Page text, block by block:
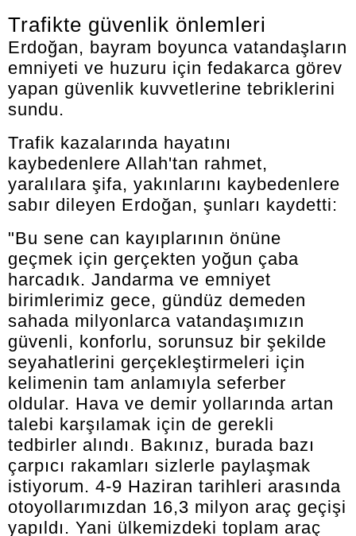
Trafikte güvenlik önlemleri
Erdoğan, bayram boyunca vatandaşların
emniyeti ve huzuru için fedakarca görev
yapan güvenlik kuvvetlerine tebriklerini
sundu.
Trafik kazalarında hayatını
kaybedenlere Allah'tan rahmet,
yaralılara şifa, yakınlarını kaybedenlere
sabır dileyen Erdoğan, şunları kaydetti:
"Bu sene can kayıplarının önüne
geçmek için gerçekten yoğun çaba
harcadık. Jandarma ve emniyet
birimlerimiz gece, gündüz demeden
sahada milyonlarca vatandaşımızın
güvenli, konforlu, sorunsuz bir şekilde
seyahatlerini gerçekleştirmeleri için
kelimenin tam anlamıyla seferber
oldular. Hava ve demir yollarında artan
talebi karşılamak için de gerekli
tedbirler alındı. Bakınız, burada bazı
çarpıcı rakamları sizlerle paylaşmak
istiyorum. 4-9 Haziran tarihleri arasında
otoyollarımızdan 16,3 milyon araç geçişi
yapıldı. Yani ülkemizdeki toplam araç